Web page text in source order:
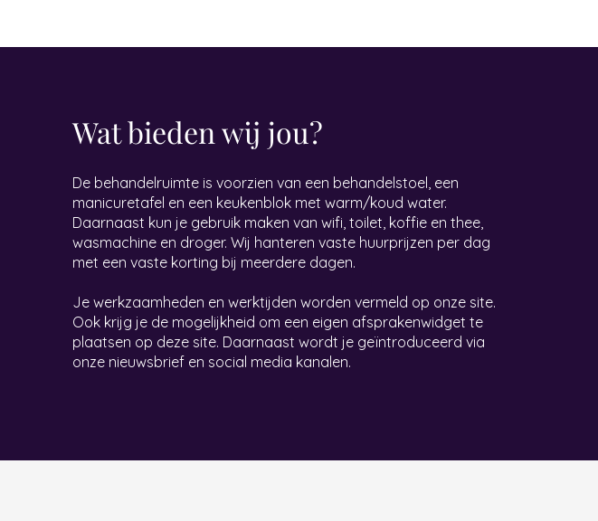
Wat bieden wij jou?
De behandelruimte is voorzien van een behandelstoel, een
manicuretafel en een keukenblok met warm/koud water.
Daarnaast kun je gebruik maken van wifi, toilet, koffie en thee,
wasmachine en droger. Wij hanteren vaste huurprijzen per dag
met een vaste korting bij meerdere dagen.
Je werkzaamheden en werktijden worden vermeld op onze site.
Ook krijg je de mogelijkheid om een eigen afsprakenwidget te
plaatsen op deze site. Daarnaast wordt je geïntroduceerd via
onze nieuwsbrief en social media kanalen.